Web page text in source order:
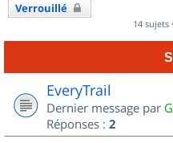
Verrouillé
14 sujets
EveryTrail
Dernier message par
Réponses : 2